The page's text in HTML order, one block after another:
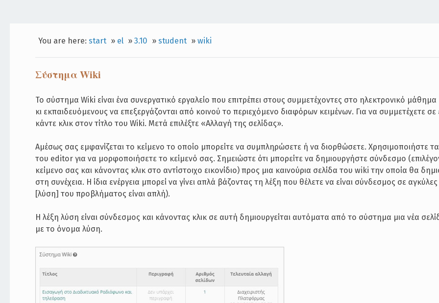
You are here: start » el » 3.10 » student » wiki
Σύστημα Wiki
Το σύστημα Wiki είναι ένα συνεργατικό εργαλείο που επιτρέπει στους συμμετέχοντες στο ηλεκτρονικό μάθημα
κι εκπαιδευόμενους να επεξεργάζονται από κοινού το περιεχόμενο διαφόρων κειμένων. Για να συμμετέχετε σε
κάντε κλικ στον τίτλο του Wiki. Μετά επιλέξτε «Αλλαγή της σελίδας».
Αμέσως σας εμφανίζεται το κείμενο το οποίο μπορείτε να συμπληρώσετε ή να διορθώσετε. Χρησιμοποιήστε τα
του editor για να μορφοποιήσετε το κείμενό σας. Σημειώστε ότι μπορείτε να δημιουργήστε σύνδεσμο
κείμενο σας και κάνοντας κλικ στο αντίστοιχο εικονίδιο) προς μια καινούρια σελίδα του wiki την οποία θα
στη συνέχεια. Η ίδια ενέργεια μπορεί να γίνει απλά βάζοντας τη λέξη που θέλετε να είναι σύνδεσμος σε
[λύση] του προβλήματος είναι απλή).
Η λέξη λύση είναι σύνδεσμος και κάνοντας κλικ σε αυτή δημιουργείται αυτόματα από το σύστημα μια νέα
με το όνομα λύση.